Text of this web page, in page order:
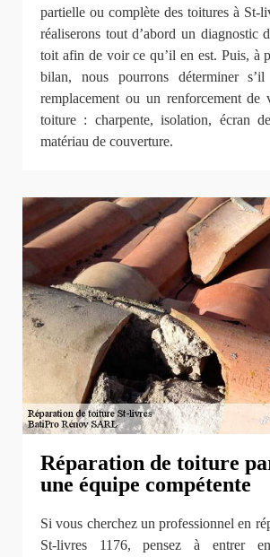
partielle ou complète des toitures à St-
réaliserons tout d’abord un diagnostic
toit afin de voir ce qu’il en est. Puis, à
bilan, nous pourrons déterminer
remplacement ou un renforcement de
toiture : charpente, isolation, écran
matériau de couverture.
Réparation de toiture
une équipe compétente
Si vous cherchez un professionnel en
St-livres 1176, pensez à entrer